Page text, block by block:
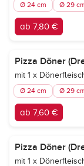
Ø 24 cm Ø 29
ab 7,80 €
Pizza Döner
mit 1 x
Ø 24 cm Ø 29
ab 7,60 €
Pizza Döner
mit 1 x